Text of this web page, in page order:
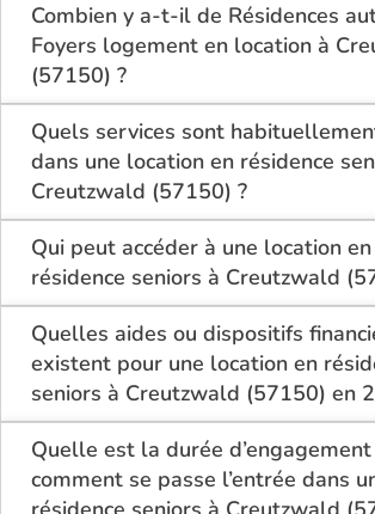
Combien y a-t-il de Résidences
Foyers logement en location à
(57150) ?
Sur le site Logement-seniors.com,
actuellement 1 Résidences
logement en location à Creutzwald
Quels services sont
dans une location en résidence
Creutzwald (57150) ?
En location à Creutzwald (57150), la
seniors inclut généralement :
communs, l’accès à des activités, la
accueil / surveillance, la restauration
repas optionnel. Certains services
peuvent faire monter le tarif.
Qui peut accéder à une location en
résidence seniors à Creutzwald
La location en résidence seniors à
(57150) s’adresse aux personnes
souhaitant un logement adapté,
convivial. Il est conseillé d’avoir
plus, bien que chaque résidence fixe
Des prestations complémentaires
proposées pour un accompagnement
Quelles aides ou dispositifs
existent pour une location en
seniors à Creutzwald (57150) en
Selon les revenus et la situation, il
Creutzwald (57150) de bénéficier
: l’APL (allocation personnalisée au
selon le dispositif local, des aides
Quelle est la durée
comment se passe l’entrée dans